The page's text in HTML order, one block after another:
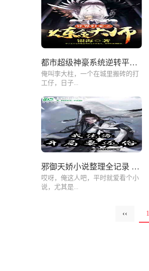
都市超级神豪系统逆转平凡命运
俺叫李大柱，一个在城里搬砖的打
工仔，日子...
邪御天娇小说整理全记录 看这篇就够了
哎呀，俺这人吧，平时就爱看个小
说，尤其是...
‹‹ 1